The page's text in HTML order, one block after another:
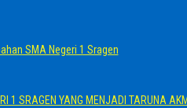
SMA Negeri 1 Sragen
1 SRAGEN YANG MENJADI TARUNA